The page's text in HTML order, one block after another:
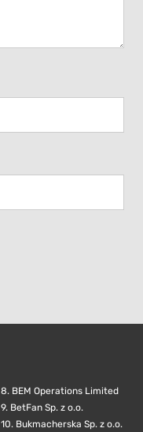
8. BEM Operations Limited
9. BetFan Sp. z o.o.
10. Bukmacherska Sp. z o.o.